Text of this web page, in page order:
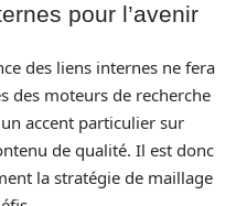
pour l’avenir
des liens internes ne fera
des moteurs de recherche
accent particulier sur
de qualité. Il est donc
la stratégie de maillage